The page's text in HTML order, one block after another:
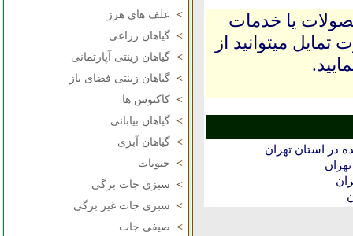
> علف های هرز
> گیاهان زراعی
> گیاهان زینتی آپارتمانی
> گیاهان زینتی فضای باز
> کاکتوس ها
> گیاهان بیابانی
> گیاهان آبزی
> حبوبات
> سبزی جات برگی
> سبزی جات غیر برگی
> صیفی جات
یا خدمات
میتوانید از
در استان تهران